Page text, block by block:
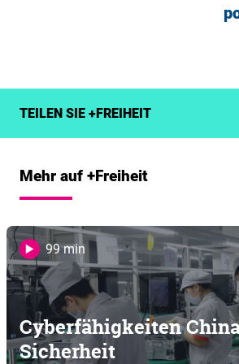
TEILEN SIE +FREIHEIT
Mehr auf +Freiheit
99 min
Cyberfähigkeiten
Sicherheit